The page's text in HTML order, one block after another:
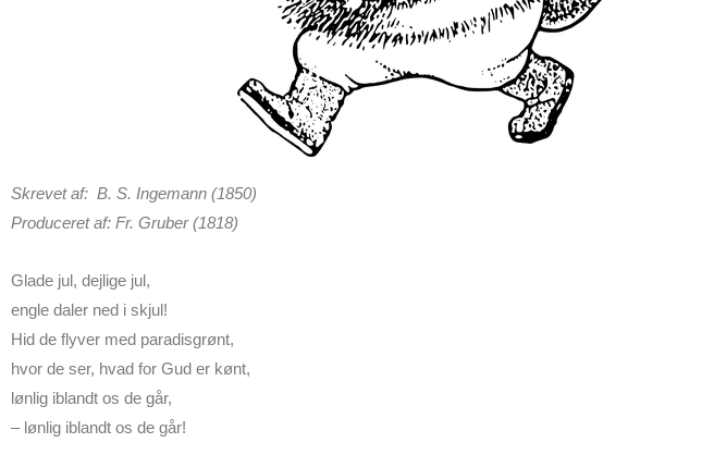
Skrevet af: B. S. Ingemann (1850)
Produceret af: Fr. Gruber (1818)
Glade jul, dejlige jul,
engle daler ned i skjul!
Hid de flyver med paradisgrønt,
hvor de ser, hvad for Gud er kønt,
lønlig iblandt os de går,
– lønlig iblandt os de går!